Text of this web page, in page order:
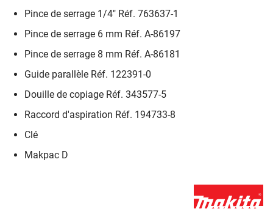
Pince de serrage 1/4" Réf. 763637-1
Pince de serrage 6 mm Réf. A-86197
Pince de serrage 8 mm Réf. A-86181
Guide parallèle Réf. 122391-0
Douille de copiage Réf. 343577-5
Raccord d'aspiration Réf. 194733-8
Clé
Makpac D